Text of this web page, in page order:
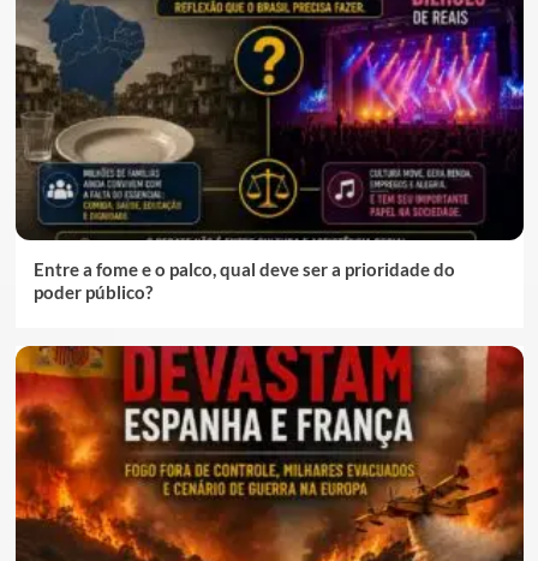
Entre a fome e o palco, qual deve ser a prioridade do
poder público?